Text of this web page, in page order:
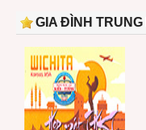
GIA ĐÌNH